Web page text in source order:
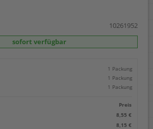
10261952
sofort verfügbar
1 Packung
1 Packung
1 Packung
Preis
8,55 €
8,15 €